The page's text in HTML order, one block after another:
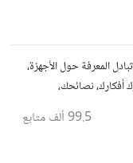
المعرفة حول الأجهزة،
أفكارك، نصائحك،
99.5 ألف متابع